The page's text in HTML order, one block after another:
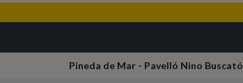
Pineda de Mar - Pavelló Nino Buscató